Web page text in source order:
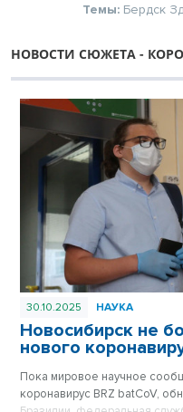
Темы: Бердск
НОВОСТИ СЮЖЕТА -
30.10.2025 НАУКА
Новосибирск не
нового
Пока мировое научное
коронавирус BRZ batCoV,